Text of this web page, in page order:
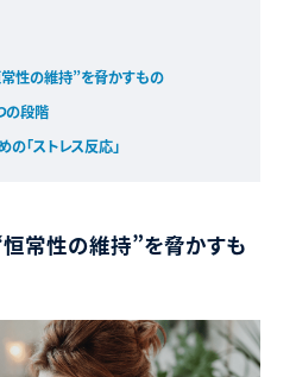
常性の維持”を脅かすもの
の段階
「ストレス反応」
恒常性の維持”を脅かすも